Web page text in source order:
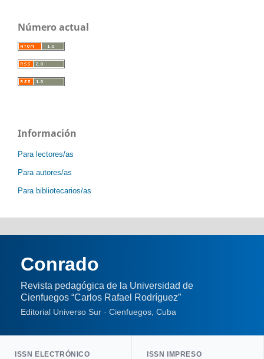
Número actual
Información
Para lectores/as
Para autores/as
Para bibliotecarios/as
Conrado
Revista pedagógica de la Universidad de
Cienfuegos “Carlos Rafael Rodríguez”
Editorial Universo Sur · Cienfuegos, Cuba
ISSN ELECTRÓNICO ISSN IMPRESO